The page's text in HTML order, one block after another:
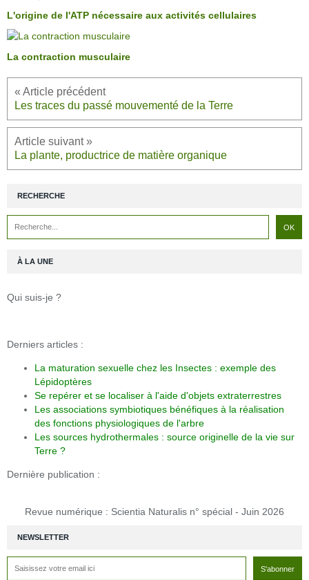
L'origine de l'ATP nécessaire aux activités cellulaires
La contraction musculaire
Les traces du passé mouvementé de la Terre
La plante, productrice de matière organique
NEWSLETTER
RECHERCHE
À LA UNE
Qui suis-je ?
Derniers articles :
La maturation sexuelle chez les Insectes : exemple des
Lépidoptères
Se repérer et se localiser à l'aide d'objets extraterrestres
Les associations symbiotiques bénéfiques à la réalisation
des fonctions physiologiques de l'arbre
Les sources hydrothermales : source originelle de la vie sur
Terre ?
Dernière publication :
Revue numérique : Scientia Naturalis n° spécial - Juin 2026